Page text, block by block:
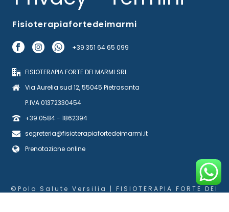
Fisioterapiafortedeimarmi
+39 351 64 65 099
FISIOTERAPIA FORTE DEI MARMI SRL
Via Aurelia sud 12, 55045 Pietrasanta
P.IVA 01372330454
+39 0584 - 1862394
segreteria@fisioterapiafortedeimarmi.it
Prenotazione online
©Polo Salute Versilia | FISIOTERAPIA FORTE DEI